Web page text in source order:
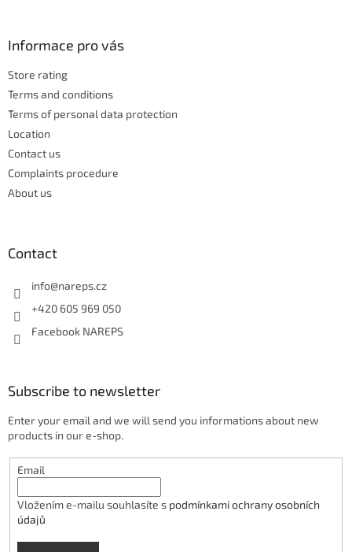
t
Informace pro vás
Store rating
Terms and conditions
Terms of personal data protection
Location
Contact us
Complaints procedure
About us
Contact
info@nareps.cz
+420 605 969 050
Facebook NAREPS
Subscribe to newsletter
Enter your email and we will send you informations about new
products in our e-shop.
Email
Vložením e-mailu souhlasíte s podmínkami ochrany osobních
údajů